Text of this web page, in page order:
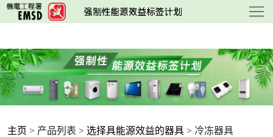
跳
至
要
内
容
主页 > 产品列表 > 选择具能源效益的器具 > 冷冻器具